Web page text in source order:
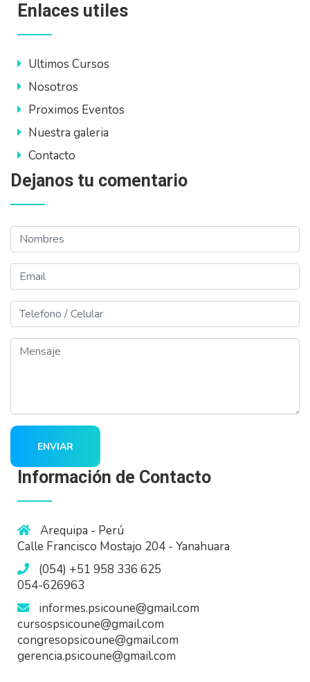
Enlaces utiles
Ultimos Cursos
Nosotros
Proximos Eventos
Nuestra galeria
Contacto
Dejanos tu comentario
Nombres
Email
Telefono
Mensaje
ENVIAR
Información de Contacto
Arequipa - Perú
Calle Francisco Mostajo 204 - Yanahuara
(054) +51 958 336 625
054-626963
informes.psicoune@gmail.com
cursospsicoune@gmail.com
congresopsicoune@gmail.com
gerencia.psicoune@gmail.com